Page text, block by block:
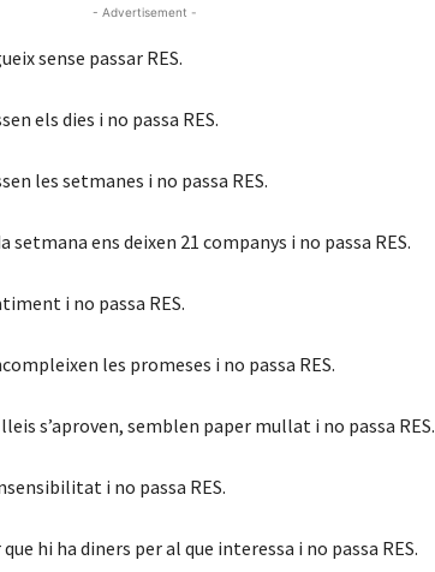
- Advertisement -
sense passar RES.
els dies i no passa RES.
les setmanes i no passa RES.
setmana ens deixen 21 companys i no passa RES.
i no passa RES.
les promeses i no passa RES.
s’aproven, semblen paper mullat i no passa RES.
i no passa RES.
hi ha diners per al que interessa i no passa RES.